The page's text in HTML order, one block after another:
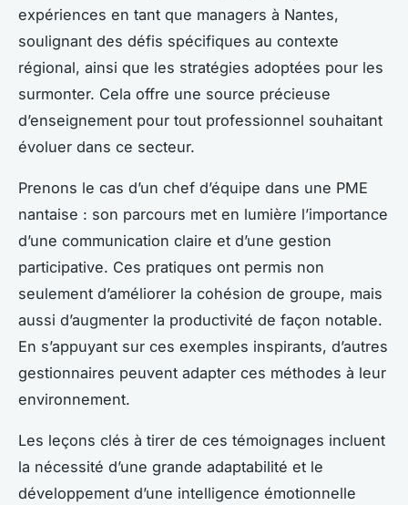
expériences en tant que managers à Nantes,
soulignant des défis spécifiques au contexte
régional, ainsi que les stratégies adoptées pour les
surmonter. Cela offre une source précieuse
d’enseignement pour tout professionnel souhaitant
évoluer dans ce secteur.
Prenons le cas d’un chef d’équipe dans une PME
nantaise : son parcours met en lumière l’importance
d’une communication claire et d’une gestion
participative. Ces pratiques ont permis non
seulement d’améliorer la cohésion de groupe, mais
aussi d’augmenter la productivité de façon notable.
En s’appuyant sur ces exemples inspirants, d’autres
gestionnaires peuvent adapter ces méthodes à leur
environnement.
Les leçons clés à tirer de ces témoignages incluent
la nécessité d’une grande adaptabilité et le
développement d’une intelligence émotionnelle